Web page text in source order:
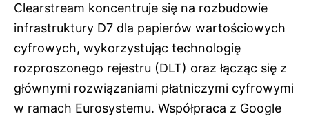
Clearstream koncentruje się na rozbudowie
infrastruktury D7 dla papierów wartościowych
cyfrowych, wykorzystując technologię
rozproszonego rejestru (DLT) oraz łącząc się z
głównymi rozwiązaniami płatniczymi cyfrowymi
w ramach Eurosystemu. Współpraca z Google